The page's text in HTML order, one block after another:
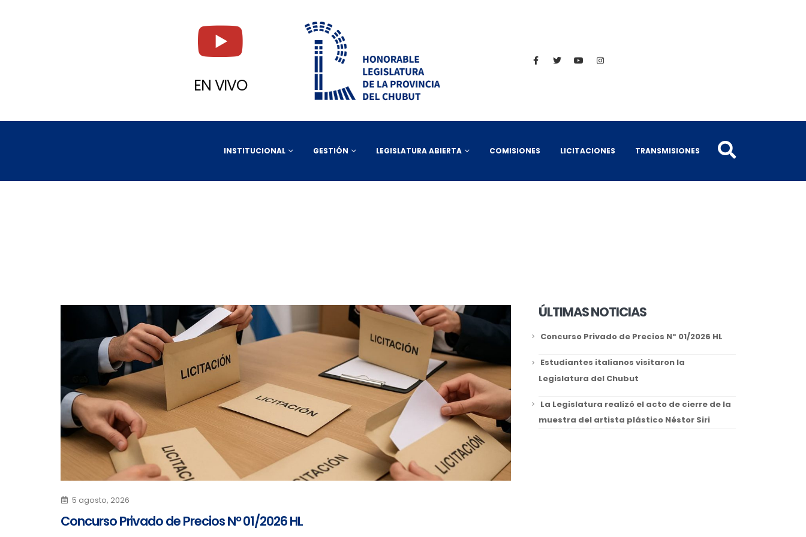
EN VIVO
INSTITUCIONAL GESTIÓN LEGISLATURA ABIERTA COMISIONES LICITACIONES TRANSMISIONES
5 agosto, 2026
Concurso Privado de Precios Nº 01/2026 HL
ÚLTIMAS NOTICIAS
Concurso Privado de Precios Nº 01/2026 HL
Estudiantes italianos visitaron la
Legislatura del Chubut
La Legislatura realizó el acto de cierre de la
muestra del artista plástico Néstor Siri